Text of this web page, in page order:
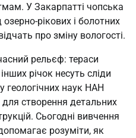
У Закарпатті чопська
рікових і болотних
про зміну вологості.
рельєф: тераси
річок несуть сліди
геологічних наук НАН
створення детальних
Сьогодні вивчення
розуміти, як